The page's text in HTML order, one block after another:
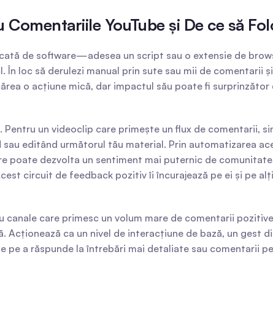
YouTube și De ce să
de software—adesea un script sau o extensie de
În loc să derulezi manual prin sute sau mii de comentarii
o acțiune mică, dar impactul său poate fi
un videoclip care primește un flux de comentarii,
editând următorul tău material. Prin automatizarea
poate dezvolta un sentiment mai puternic de
circuit de feedback pozitiv îi încurajează pe ei și pe
care primesc un volum mare de comentarii
Acționează ca un nivel de interacțiune de bază, un
a răspunde la întrebări mai detaliate sau comentarii